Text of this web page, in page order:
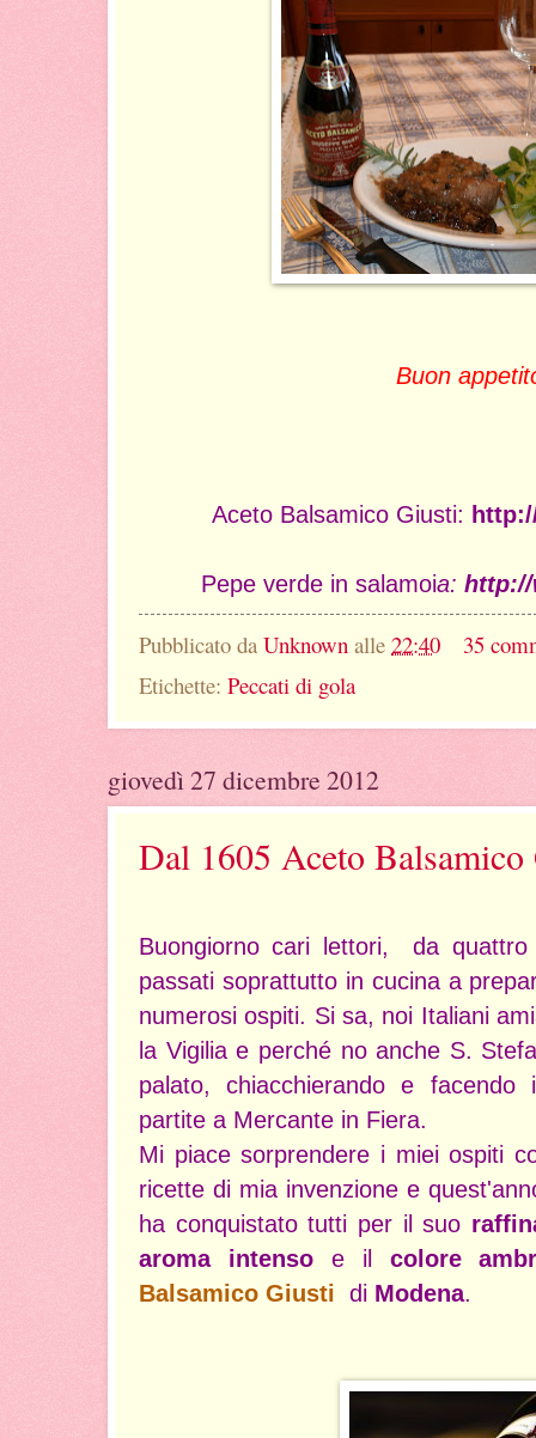
Buon
Aceto Balsamico Giusti:
Pepe verde in salamoia:
Pubblicato da Unknown alle 22:40
35
Etichette: Peccati di gola
giovedì 27 dicembre 2012
Dal 1605 Aceto
Buongiorno cari lettori, da
passati soprattutto in cucina a
numerosi ospiti. Si sa, noi Italiani
la Vigilia e perché no anche S.
palato, chiacchierando e facendo
partite a Mercante in Fiera.
Mi piace sorprendere i miei ospiti
ricette di mia invenzione e
ha conquistato tutti per il suo
aroma intensoe il colore
Balsamico Giusti di Modena.